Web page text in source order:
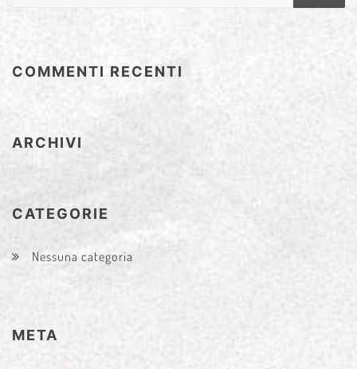
COMMENTI RECENTI
ARCHIVI
CATEGORIE
Nessuna categoria
META